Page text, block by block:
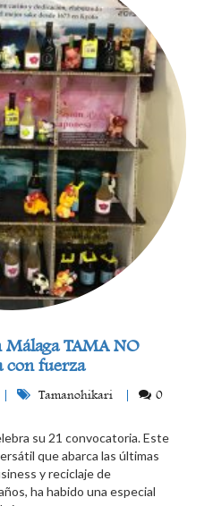
Málaga TAMA NO
con fuerza
Tamanohikari
0
su 21 convocatoria. Este
que abarca las últimas
y reciclaje de
ha habido una especial